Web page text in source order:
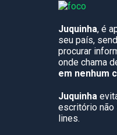
Juquinha, é
seu país,
procurar
onde chama
em nenhum
Juquinha
escritório não
lines.